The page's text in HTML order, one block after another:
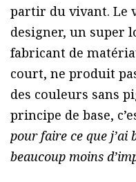
partir du vivant. Le
designer, un super
fabricant de
court, ne produit
des couleurs sans
principe de base,
pour faire ce que j’ai
beaucoup moins